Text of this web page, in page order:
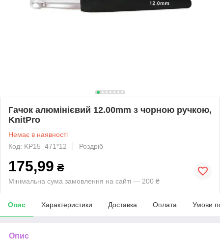
Гачок алюмінієвий 12.00mm з чорною ручкою,
KnitPro
Немає в наявності
Код: KP15_471*12
Роздріб
175,99 ₴
Мінімальна сума замовлення на сайті — 200 ₴
Опис Характеристики Доставка Оплата Умови
Опис